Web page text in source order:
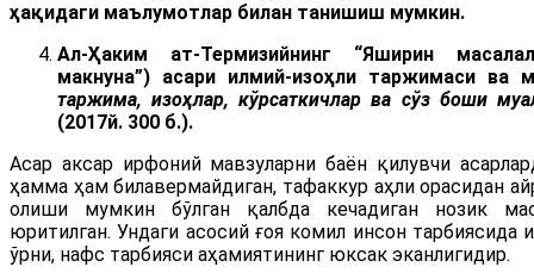
ҳақидаги маълумотлар билан танишиш мумкин.
Ал-Ҳаким ат-Термизийнинг
“Яширин
макнуна”) асари илмий-изоҳли таржимаси ва
таржима, изоҳлар, кўрсаткичлар ва сўз боши
(2017й. 300 б.).
Асар аксар ирфоний мавзуларни баён қилувчи
ҳамма ҳам билавермайдиган, тафаккур аҳли орасидан
олиши мумкин бўлган қалбда кечадиган нозик
юритилган. Ундаги асосий ғоя комил инсон тарбиясида
ўрни, нафс тарбияси аҳамиятининг юксак эканлигидир.